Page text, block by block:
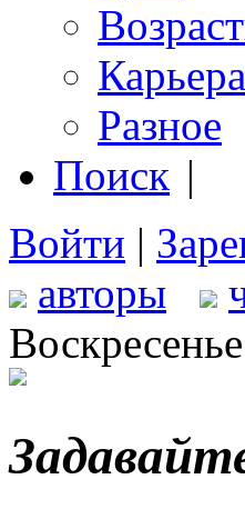
Карьера
Разное
Поиск |
Войти |
авторы